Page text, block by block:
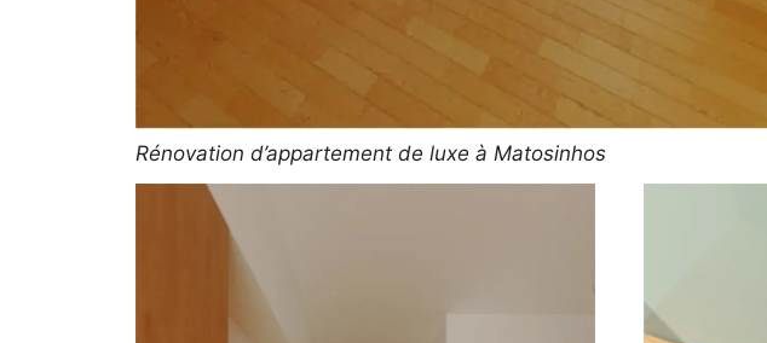
Rénovation d’appartement de luxe à Matosinhos